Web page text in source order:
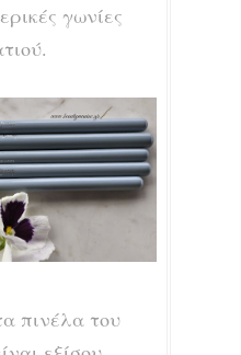
γωνίες
πινέλα του